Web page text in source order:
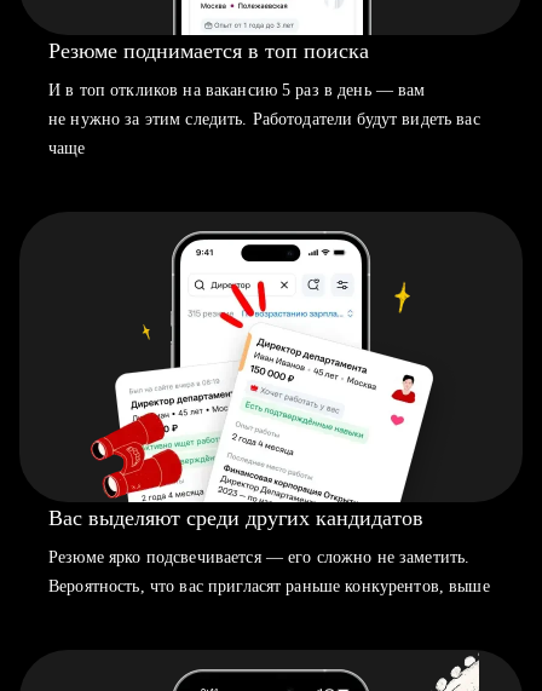
Резюме поднимается в топ поиска
И в топ откликов на вакансию 5 раз в день — вам
не нужно за этим следить. Работодатели будут видеть вас
чаще
Вас выделяют среди других кандидатов
Резюме ярко подсвечивается — его сложно не заметить.
Вероятность, что вас пригласят раньше конкурентов, выше